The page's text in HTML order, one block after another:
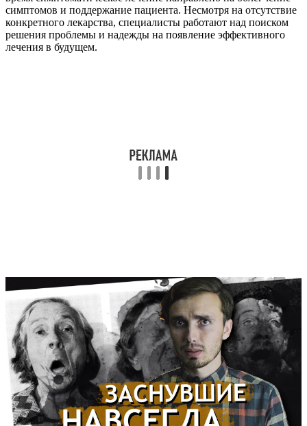
симптомов и поддержание пациента. Несмотря на отсутствие
конкретного лекарства, специалисты работают над поиском
решения проблемы и надежды на появление эффективного
лечения в будущем.
Лечение в острой и хронической
стадии
Специфического лечения в настоящее время не существует,
вакцины не разработаны. Все мероприятия направлены на
снятие симптоматики, облегчение состояния, терапию
хронических заболеваний, вызванных энцефалитом. В остром
периоде назначают глюкокостероиды (для борьбы с отеком
мозга), спазмолитики (при мышечных спазмах), дегидратацию
(при обезвоживании организма). Некоторые врачи применяют
противовирусные средства, но их эффективность в борьбе с
этим заболеванием не доказана.